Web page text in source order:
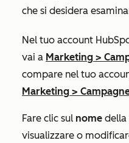
che si desidera
Nel tuo account
vai a Marketing >
compare nel tuo
Marketing >
Fare clic sul nome della
visualizzare o